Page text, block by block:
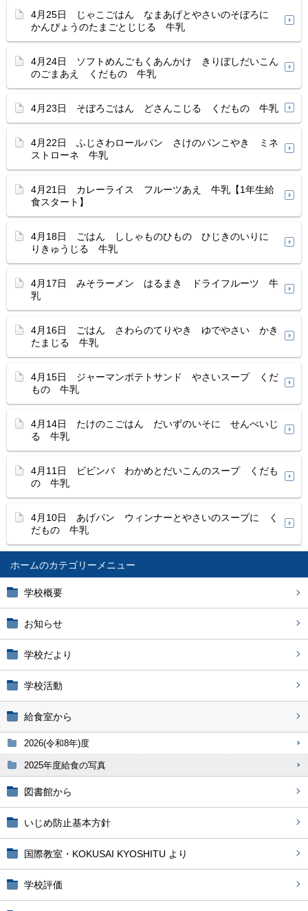
ホーム
学校概要
お知らせ
学校だより
学校活動
給食室から
2026(令和8年)度
2025年度給食の写真
図書館から
いじめ防止基本方針
国際教室・KOKUSAI KYOSHITU より
学校評価
4月25日 じゃこごはん なまあげとやさいのそぼろに
かんぴょうのたまごとじじる 牛乳
4月24日 ソフトめんごもくあんかけ きりぼしだいこん
のごまあえ くだもの 牛乳
4月23日 そぼろごはん どさんこじる くだもの 牛乳
4月22日 ふじさわロールパン さけのパンこやき ミネ
ストローネ 牛乳
4月21日 カレーライス フルーツあえ 牛乳【1年生給
食スタート】
4月18日 ごはん ししゃものひもの ひじきのいりに
りきゅうじる 牛乳
4月17日 みそラーメン はるまき ドライフルーツ 牛
乳
4月16日 ごはん さわらのてりやき ゆでやさい かき
たまじる 牛乳
4月15日 ジャーマンポテトサンド やさいスープ くだ
もの 牛乳
4月14日 たけのこごはん だいずのいそに せんべいじ
る 牛乳
4月11日 ビビンバ わかめとだいこんのスープ くだも
の 牛乳
4月10日 あげパン ウィンナーとやさいのスープに く
だもの 牛乳